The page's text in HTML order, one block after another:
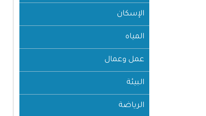
الإسكان
المياه
عمل وعمال
البيئة
الرياضة